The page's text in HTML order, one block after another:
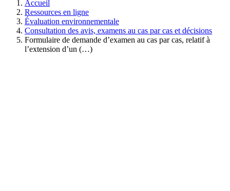
Accueil
Ressources en ligne
Évaluation environnementale
Consultation des avis, examens au cas par cas et décisions
Formulaire de demande d’examen au cas par cas, relatif à
l’extension d’un (…)